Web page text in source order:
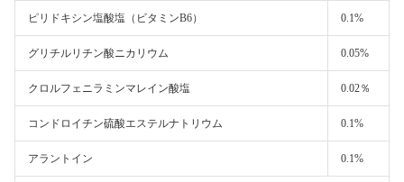
ピリドキシン塩酸塩（ビタミンB6） 0.1%
グリチルリチン酸ニカリウム 0.05%
クロルフェニラミンマレイン酸塩 0.02％
コンドロイチン硫酸エステルナトリウム 0.1%
アラントイン 0.1%